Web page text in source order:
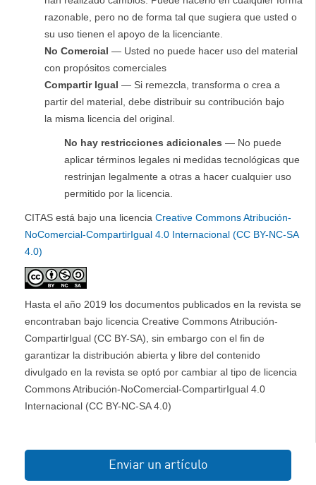
razonable, pero no de forma tal que sugiera que usted o
su uso tienen el apoyo de la licenciante.
No Comercial — Usted no puede hacer uso del material
con propósitos comerciales
Compartir Igual — Si remezcla, transforma o crea a
partir del material, debe distribuir su contribución bajo
la misma licencia del original.
No hay restricciones adicionales — No puede
aplicar términos legales ni medidas tecnológicas que
restrinjan legalmente a otras a hacer cualquier uso
permitido por la licencia.
CITAS está bajo una licencia Creative Commons Atribución-
NoComercial-CompartirIgual 4.0 Internacional (CC BY-NC-SA
4.0)
Hasta el año 2019 los documentos publicados en la revista se
encontraban bajo licencia Creative Commons Atribución-
CompartirIgual (CC BY-SA), sin embargo con el fin de
garantizar la distribución abierta y libre del contenido
divulgado en la revista se optó por cambiar al tipo de licencia
Commons Atribución-NoComercial-CompartirIgual 4.0
Internacional (CC BY-NC-SA 4.0)
Enviar un artículo